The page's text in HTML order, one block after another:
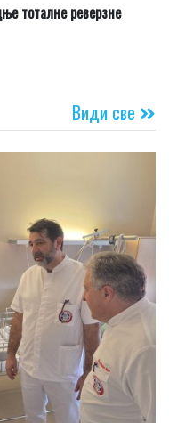
тоталне реверзне
Види све